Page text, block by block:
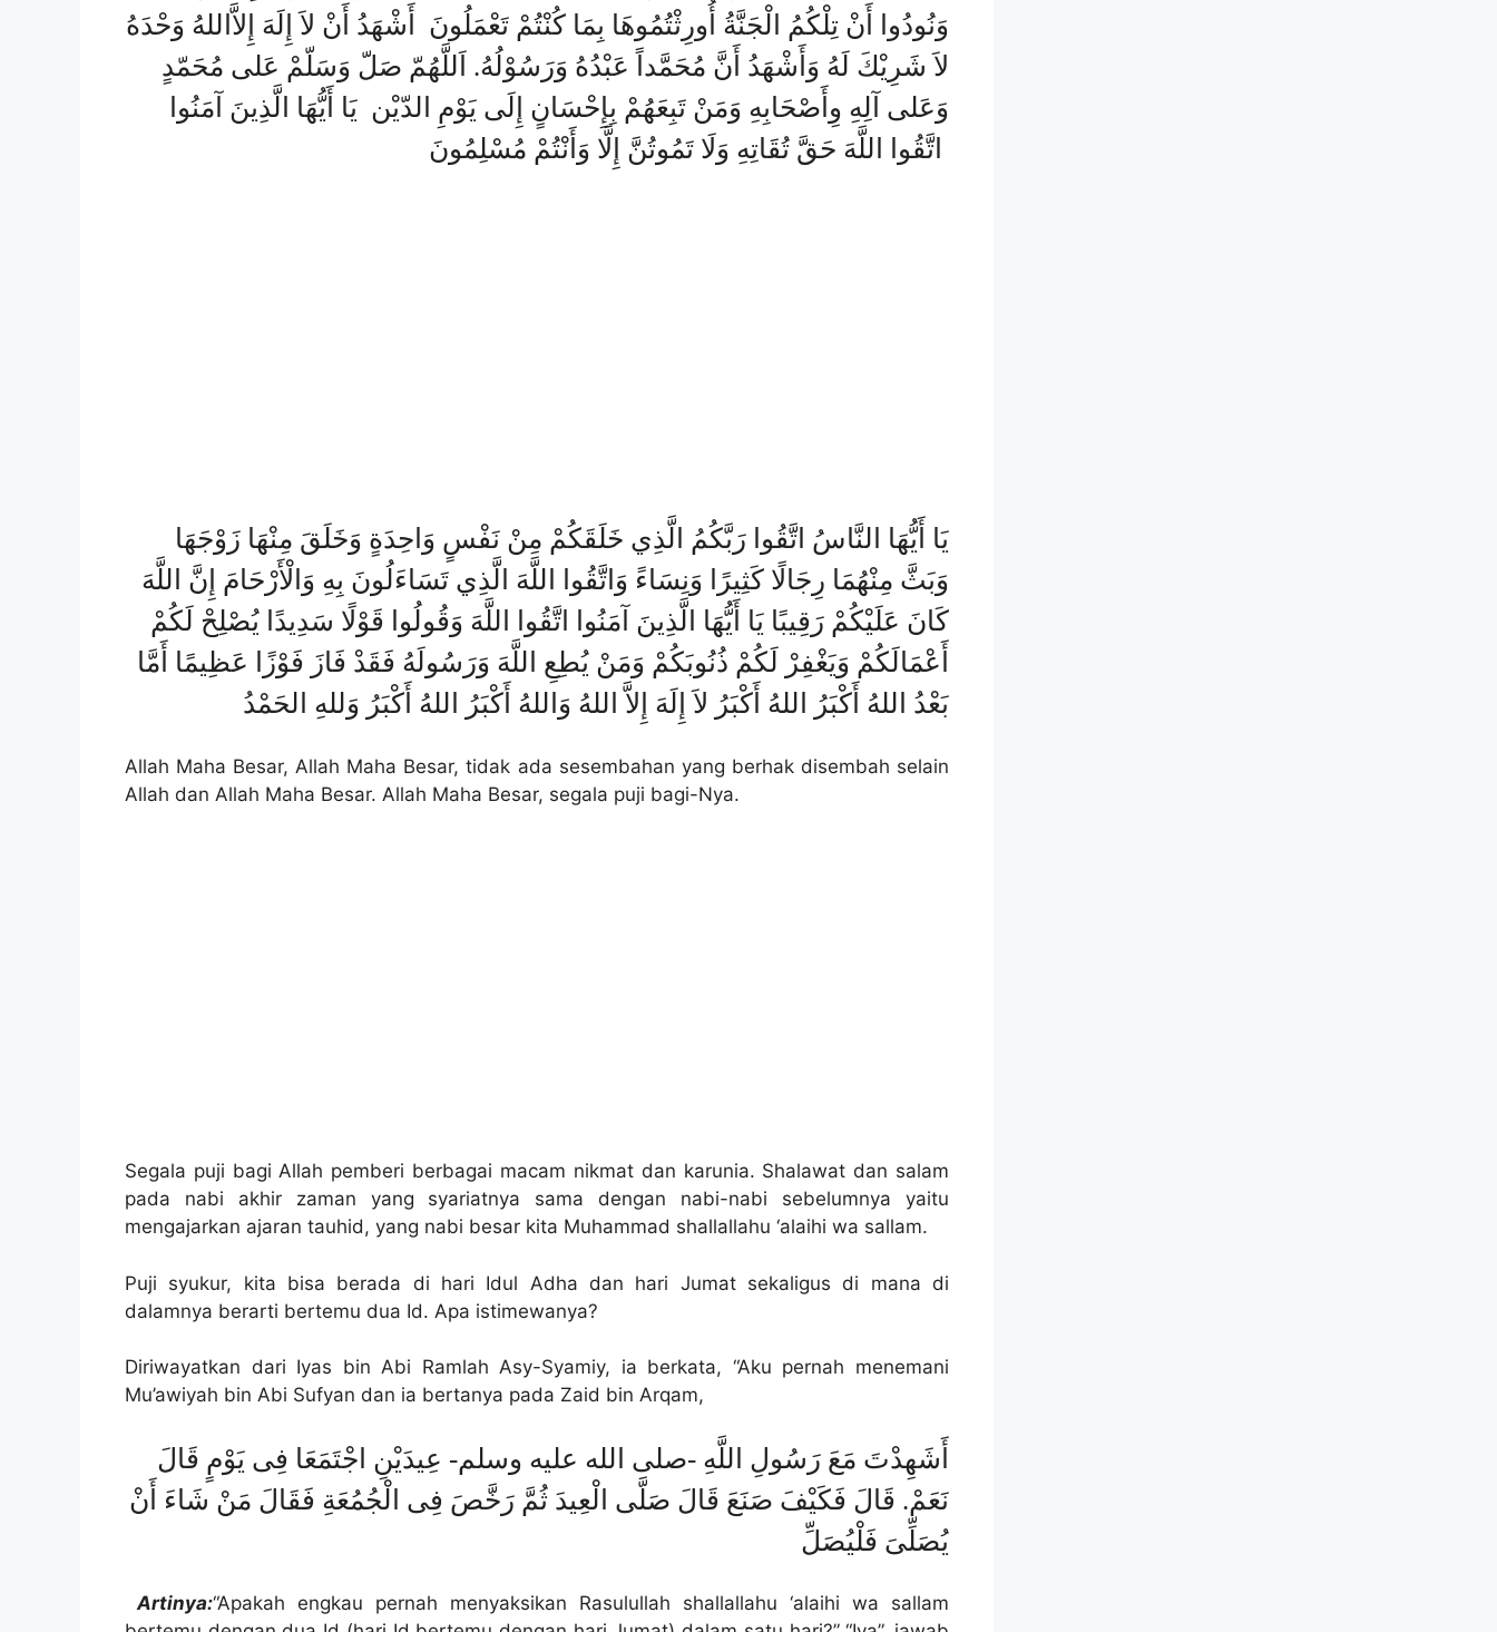
وَنُودُوا أَنْ تِلْكُمُ الْجَنَّةُ أُورِثْتُمُوهَا بِمَا كُنْتُمْ تَعْمَلُونَ أَشْهَدُ أَنْ لاَ إِلَهَ إِلاَّاللهُ وَحْدَهُ
لاَ شَرِيْكَ لَهُ وَأَشْهَدُ أَنَّ مُحَمَّداً عَبْدُهُ وَرَسُوْلُهُ. اَللَّهُمّ صَلّ وَسَلّمْ عَلى مُحَمّدٍ
وَعَلى آلِهِ وِأَصْحَابِهِ وَمَنْ تَبِعَهُمْ بِإِحْسَانٍ إِلَى يَوْمِ الدّيْن يَا أَيُّهَا الَّذِينَ آمَنُوا
يَا أَيُّهَا النَّاسُ اتَّقُوا رَبَّكُمُ الَّذِي خَلَقَكُمْ مِنْ نَفْسٍ وَاحِدَةٍ وَخَلَقَ مِنْهَا زَوْجَهَا
وَبَثَّ مِنْهُمَا رِجَالًا كَثِيرًا وَنِسَاءً وَاتَّقُوا اللَّهَ الَّذِي تَسَاءَلُونَ بِهِ وَالْأَرْحَامَ إِنَّ اللَّهَ
كَانَ عَلَيْكُمْ رَقِيبًا يَا أَيُّهَا الَّذِينَ آمَنُوا اتَّقُوا اللَّهَ وَقُولُوا قَوْلًا سَدِيدًا يُصْلِحْ لَكُمْ
أَعْمَالَكُمْ وَيَغْفِرْ لَكُمْ ذُنُوبَكُمْ وَمَنْ يُطِعِ اللَّهَ وَرَسُولَهُ فَقَدْ فَازَ فَوْزًا عَظِيمًا أَمَّا
بَعْدُ اللهُ أَكْبَرُ اللهُ أَكْبَرُ لاَ إِلَهَ إِلاَّ اللهُ وَاللهُ أَكْبَرُ اللهُ أَكْبَرُ وَللهِ الحَمْدُ
Allah Maha Besar, Allah Maha Besar, tidak ada sesembahan yang berhak disembah selain
Allah dan Allah Maha Besar. Allah Maha Besar, segala puji bagi-Nya.
Segala puji bagi Allah pemberi berbagai macam nikmat dan karunia. Shalawat dan salam
pada nabi akhir zaman yang syariatnya sama dengan nabi-nabi sebelumnya yaitu
mengajarkan ajaran tauhid, yang nabi besar kita Muhammad shallallahu ‘alaihi wa sallam.
Puji syukur, kita bisa berada di hari Idul Adha dan hari Jumat sekaligus di mana di
dalamnya berarti bertemu dua Id. Apa istimewanya?
Diriwayatkan dari Iyas bin Abi Ramlah Asy-Syamiy, ia berkata, “Aku pernah menemani
Mu’awiyah bin Abi Sufyan dan ia bertanya pada Zaid bin Arqam,
أَشَهِدْتَ مَعَ رَسُولِ اللَّهِ -صلى الله عليه وسلم- عِيدَيْنِ اجْتَمَعَا فِى يَوْمٍ قَالَ
نَعَمْ. قَالَ فَكَيْفَ صَنَعَ قَالَ صَلَّى الْعِيدَ ثُمَّ رَخَّصَ فِى الْجُمُعَةِ فَقَالَ مَنْ شَاءَ أَنْ
يُصَلِّىَ فَلْيُصَلِّ
Artinya:“Apakah engkau pernah menyaksikan Rasulullah shallallahu ‘alaihi wa sallam